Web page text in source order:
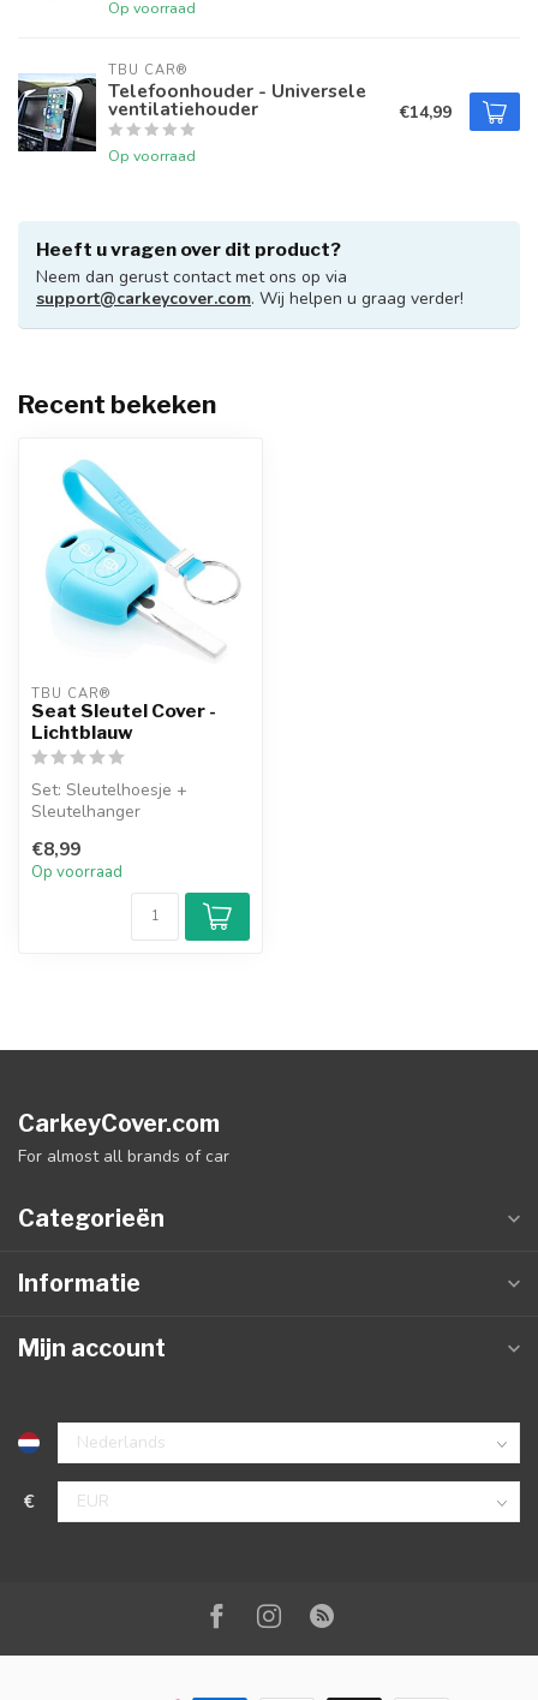
Op voorraad
TBU CAR®
Telefoonhouder - Universele
ventilatiehouder
Op voorraad
€14,99
Heeft u vragen over dit product?
Neem dan gerust contact met ons op via
support@carkeycover.com. Wij helpen u graag verder!
Recent bekeken
TBU CAR®
Seat Sleutel Cover -
Lichtblauw
Set: Sleutelhoesje +
Sleutelhanger
€8,99
Op voorraad
CarkeyCover.com
For almost all brands of car
Categorieën
Informatie
Mijn account
€